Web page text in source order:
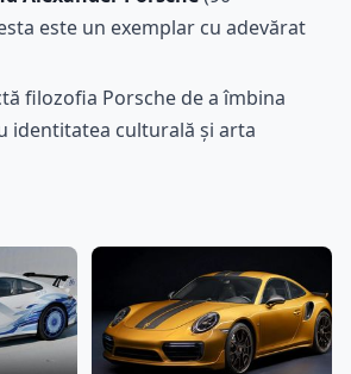
este un exemplar cu adevărat
filozofia Porsche de a îmbina
identitatea culturală și arta